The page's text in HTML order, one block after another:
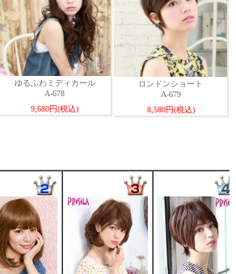
ゆるふわミディカール
A-678
9,680円(税込)
ロンドンショート
A-679
8,580円(税込)